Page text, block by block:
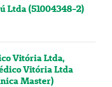
Ltda (51004348-2)
Vitória Ltda,
Vitória Ltda
Master)